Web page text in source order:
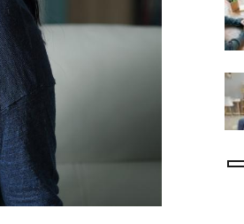
jours de vos vacances ?